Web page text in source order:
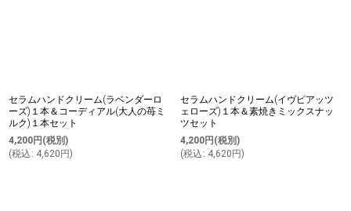
セラムハンドクリーム(ラベンダーロ
ーズ)１本＆コーディアル(大人の苺ミ
ルク)１本セット
4,200円 (税別)
(税込 : 4,620 円)
セラムハンドクリーム(イヴピアッツ
ェローズ)１本＆素焼きミックスナッ
ツセット
4,200円 (税別)
(税込 : 4,620 円)